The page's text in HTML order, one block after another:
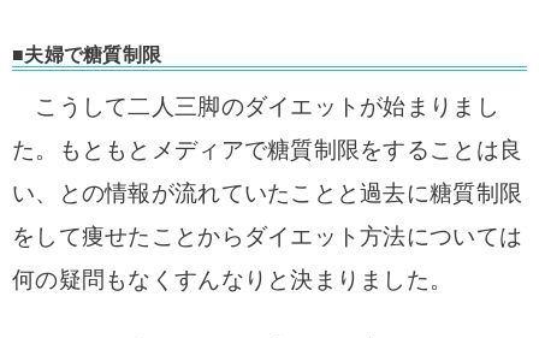
■夫婦で糖質制限
こうして二人三脚のダイエットが始まりまし
た。もともとメディアで糖質制限をすることは良
い、との情報が流れていたことと過去に糖質制限
をして痩せたことからダイエット方法については
何の疑問もなくすんなりと決まりました。